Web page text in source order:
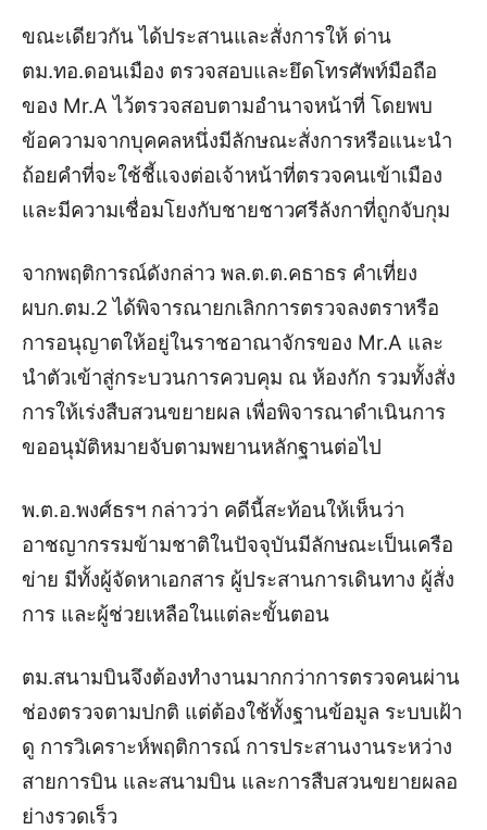
ขณะเดียวกัน ได้ประสานและสั่งการให้ ด่าน
ตม.ทอ.ดอนเมือง ตรวจสอบและยึดโทรศัพท์มือถือ
ของ Mr.A ไว้ตรวจสอบตามอำนาจหน้าที่ โดยพบ
ข้อความจากบุคคลหนึ่งมีลักษณะสั่งการหรือแนะนำ
ถ้อยคำที่จะใช้ชี้แจงต่อเจ้าหน้าที่ตรวจคนเข้าเมือง
และมีความเชื่อมโยงกับชายชาวศรีลังกาที่ถูกจับกุม
จากพฤติการณ์ดังกล่าว พล.ต.ต.คธาธร คำเที่ยง
ผบก.ตม.2 ได้พิจารณายกเลิกการตรวจลงตราหรือ
การอนุญาตให้อยู่ในราชอาณาจักรของ Mr.A และ
นำตัวเข้าสู่กระบวนการควบคุม ณ ห้องกัก รวมทั้งสั่ง
การให้เร่งสืบสวนขยายผล เพื่อพิจารณาดำเนินการ
ขออนุมัติหมายจับตามพยานหลักฐานต่อไป
พ.ต.อ.พงศ์ธรฯ กล่าวว่า คดีนี้สะท้อนให้เห็นว่า
อาชญากรรมข้ามชาติในปัจจุบันมีลักษณะเป็นเครือ
ข่าย มีทั้งผู้จัดหาเอกสาร ผู้ประสานการเดินทาง ผู้สั่ง
การ และผู้ช่วยเหลือในแต่ละขั้นตอน
ตม.สนามบินจึงต้องทำงานมากกว่าการตรวจคนผ่าน
ช่องตรวจตามปกติ แต่ต้องใช้ทั้งฐานข้อมูล ระบบเฝ้า
ดู การวิเคราะห์พฤติการณ์ การประสานงานระหว่าง
สายการบิน และสนามบิน และการสืบสวนขยายผลอ
ย่างรวดเร็ว